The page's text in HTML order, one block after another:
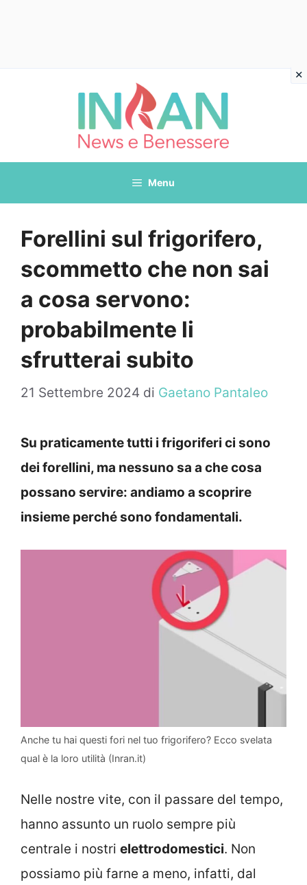
Menu
Forellini sul frigorifero,
scommetto che non sai
a cosa servono:
probabilmente li
sfrutterai subito
21 Settembre 2024 di Gaetano Pantaleo
Su praticamente tutti i frigoriferi ci sono
dei forellini, ma nessuno sa a che cosa
possano servire: andiamo a scoprire
insieme perché sono fondamentali.
Anche tu hai questi fori nel tuo frigorifero? Ecco svelata
qual è la loro utilità (Inran.it)
Nelle nostre vite, con il passare del tempo,
hanno assunto un ruolo sempre più
centrale i nostri elettrodomestici. Non
possiamo più farne a meno, infatti, dal